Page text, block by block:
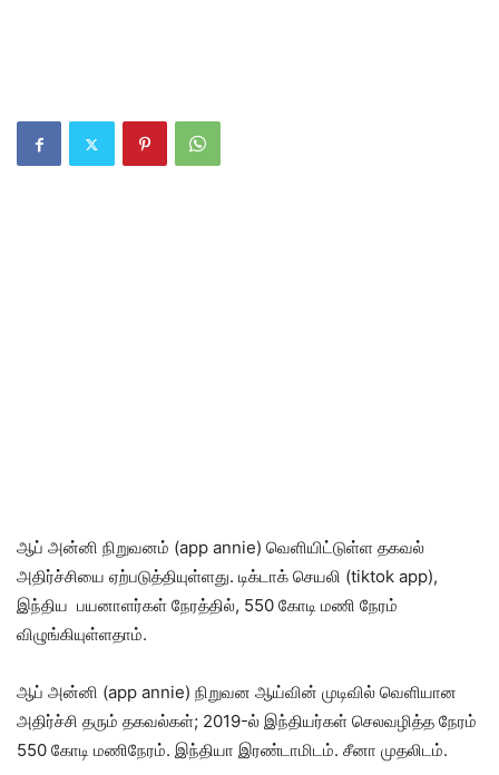
ஆப் அன்னி நிறுவனம் (app annie) வெளியிட்டுள்ள தகவல்
அதிர்ச்சியை ஏற்படுத்தியுள்ளது. டிக்டாக் செயலி (tiktok app),
இந்திய பயனாளர்கள் நேரத்தில், 550 கோடி மணி நேரம்
விழுங்கியுள்ளதாம்.
ஆப் அன்னி (app annie) நிறுவன ஆய்வின் முடிவில் வெளியான
அதிர்ச்சி தரும் தகவல்கள்; 2019-ல் இந்தியர்கள் செலவழித்த நேரம்
550 கோடி மணிநேரம். இந்தியா இரண்டாமிடம். சீனா முதலிடம்.